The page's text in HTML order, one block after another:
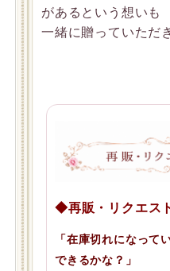
があるという想いも
一緒に贈っていただ
◆再販・リクエス
「在庫切れになって
できるかな？」